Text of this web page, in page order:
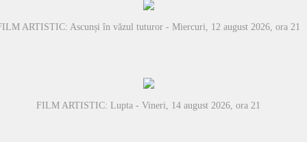
ARTISTIC: Ascunși în văzul tuturor - Miercuri, 12 august 2026, ora 21
FILM ARTISTIC: Lupta - Vineri, 14 august 2026, ora 21